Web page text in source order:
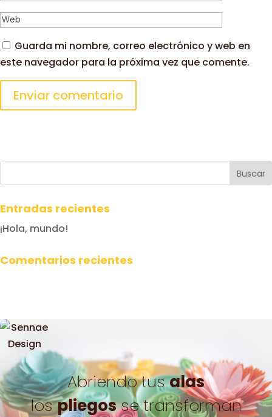
Guarda mi nombre, correo electrónico y web en
este navegador para la próxima vez que comente.
Entradas recientes
¡Hola, mundo!
Comentarios recientes
Abriendo tusalas
lospliegosse transforman